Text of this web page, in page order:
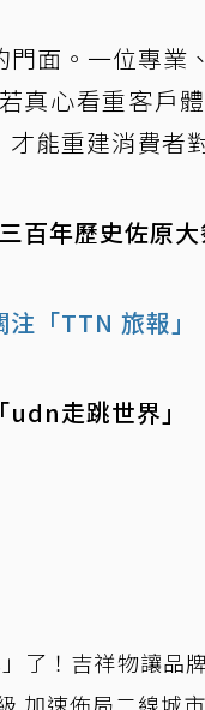
面。一位專業
真心看重客戶
能重建消費者
百年歷史佐原
「TTN 旅報」
走跳世界」
了！吉祥物讓品
與服務新動能